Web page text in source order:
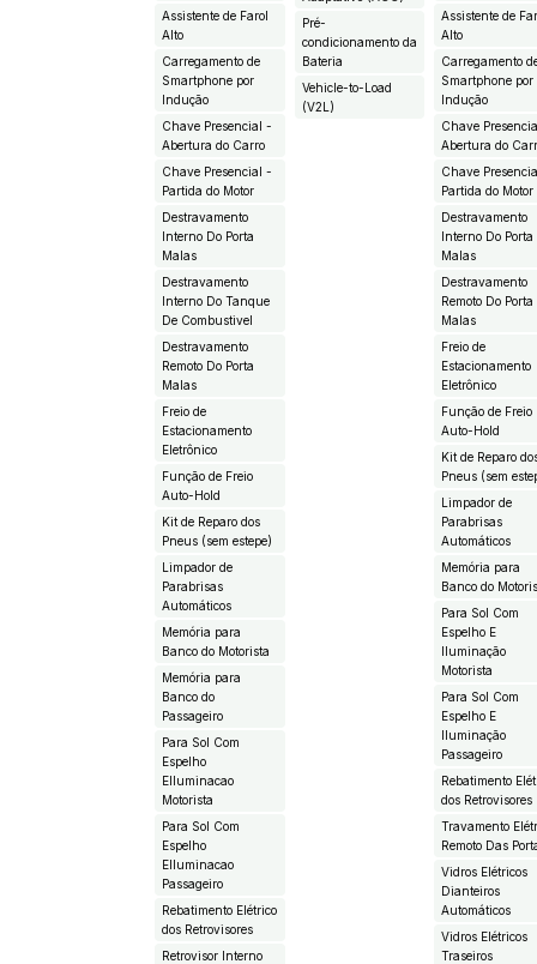
Assistente de Farol
Alto
Carregamento de
Smartphone por
Indução
Chave Presencial -
Abertura do Carro
Chave Presencial -
Partida do Motor
Destravamento
Interno Do Porta
Malas
Destravamento
Interno Do Tanque
De Combustivel
Destravamento
Remoto Do Porta
Malas
Freio de
Estacionamento
Eletrônico
Função de Freio
Auto-Hold
Kit de Reparo dos
Pneus (sem estepe)
Limpador de
Parabrisas
Automáticos
Memória para
Banco do Motorista
Memória para
Banco do
Passageiro
Para Sol Com
Espelho
EIluminacao
Motorista
Para Sol Com
Espelho
EIluminacao
Passageiro
Rebatimento Elétrico
dos Retrovisores
Retrovisor Interno
Pré-
condicionamento da
Bateria
Vehicle-to-Load
(V2L)
Assistente de
Alto
Carregamento
Smartphone por
Indução
Chave
Abertura do
Chave
Partida do Motor
Destravamento
Interno Do Porta
Malas
Destravamento
Remoto Do Porta
Malas
Freio de
Estacionamento
Eletrônico
Função de Freio
Auto-Hold
Kit de Reparo
Pneus (sem
Limpador de
Parabrisas
Automáticos
Memória para
Banco do
Para Sol Com
Espelho E
Iluminação
Motorista
Para Sol Com
Espelho E
Iluminação
Passageiro
Rebatimento
dos Retrovisores
Travamento
Remoto Das
Vidros Elétricos
Dianteiros
Automáticos
Vidros Elétricos
Traseiros